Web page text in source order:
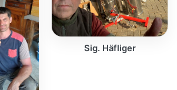
Sig. Häfliger